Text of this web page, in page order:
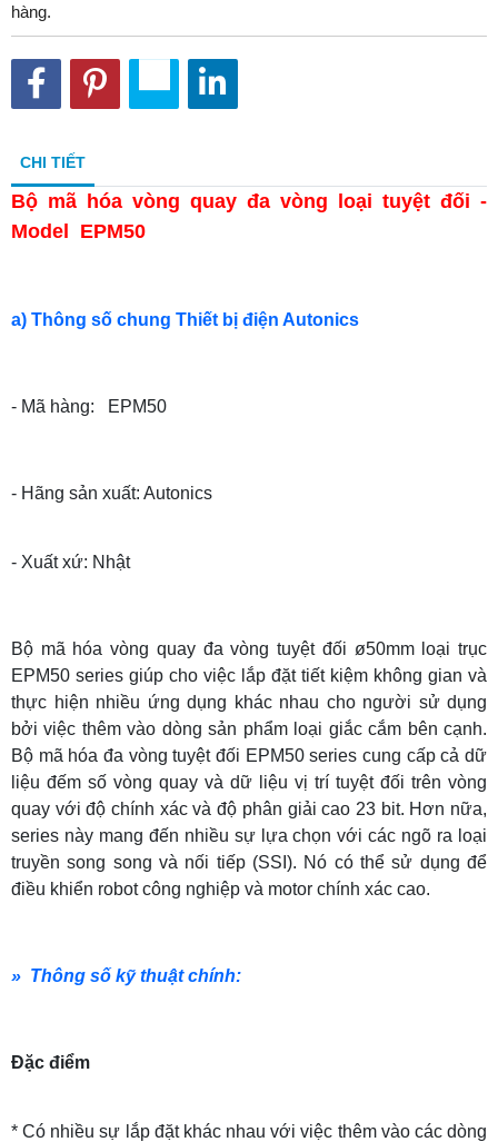
hàng.
CHI TIẾT
Bộ mã hóa vòng quay đa vòng loại tuyệt đối -
Model EPM50
a) Thông số chung Thiết bị điện Autonics
- Mã hàng: EPM50
- Hãng sản xuất: Autonics
- Xuất xứ: Nhật
Bộ mã hóa vòng quay đa vòng tuyệt đối ø50mm loại trục
EPM50 series giúp cho việc lắp đặt tiết kiệm không gian và
thực hiện nhiều ứng dụng khác nhau cho người sử dụng
bởi việc thêm vào dòng sản phẩm loại giắc cắm bên cạnh.
Bộ mã hóa đa vòng tuyệt đối EPM50 series cung cấp cả dữ
liệu đếm số vòng quay và dữ liệu vị trí tuyệt đối trên vòng
quay với độ chính xác và độ phân giải cao 23 bit. Hơn nữa,
series này mang đến nhiều sự lựa chọn với các ngõ ra loại
truyền song song và nối tiếp (SSI). Nó có thể sử dụng để
điều khiển robot công nghiệp và motor chính xác cao.
» Thông số kỹ thuật chính:
Đặc điểm
* Có nhiều sự lắp đặt khác nhau với việc thêm vào các dòng